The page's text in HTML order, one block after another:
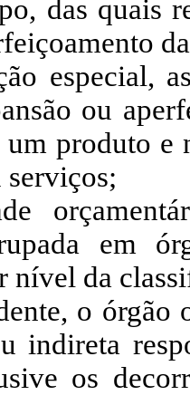
das quais
especial,
ou
produto e
serviços;
em
nível da
o órgão
indireta
os